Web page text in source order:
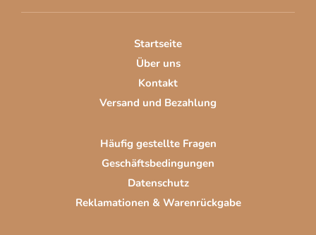
Startseite
Über uns
Kontakt
Versand und Bezahlung
Häufig gestellte Fragen
Geschäftsbedingungen
Datenschutz
Reklamationen & Warenrückgabe